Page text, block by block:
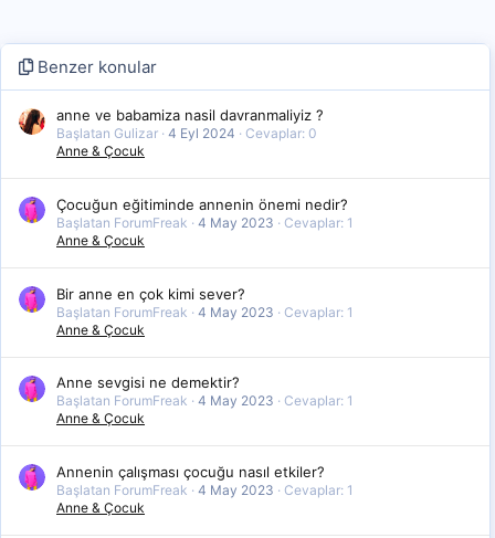
Benzer konular
anne ve babamiza nasil davranmaliyiz ?
Başlatan Gulizar 4 Eyl 2024
Cevaplar: 0
Anne & Çocuk
Çocuğun eğitiminde annenin önemi nedir?
Başlatan ForumFreak 4 May 2023
Cevaplar: 1
Anne & Çocuk
Bir anne en çok kimi sever?
Başlatan ForumFreak 4 May 2023
Cevaplar: 1
Anne & Çocuk
Anne sevgisi ne demektir?
Başlatan ForumFreak 4 May 2023
Cevaplar: 1
Anne & Çocuk
Annenin çalışması çocuğu nasıl etkiler?
Başlatan ForumFreak 4 May 2023
Cevaplar: 1
Anne & Çocuk